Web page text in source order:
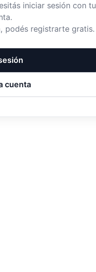
iniciar sesión con tu
podés registrarte gratis.
cuenta